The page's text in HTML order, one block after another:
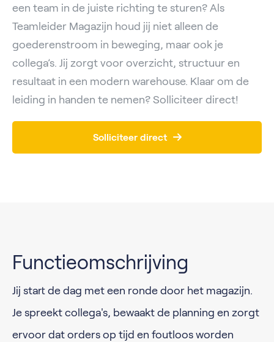
een team in de juiste richting te sturen? Als
Teamleider Magazijn houd jij niet alleen de
goederenstroom in beweging, maar ook je
collega’s. Jij zorgt voor overzicht, structuur en
resultaat in een modern warehouse. Klaar om de
leiding in handen te nemen? Solliciteer direct!
Solliciteer direct
Functieomschrijving
Jij start de dag met een ronde door het magazijn.
Je spreekt collega's, bewaakt de planning en zorgt
ervoor dat orders op tijd en foutloos worden